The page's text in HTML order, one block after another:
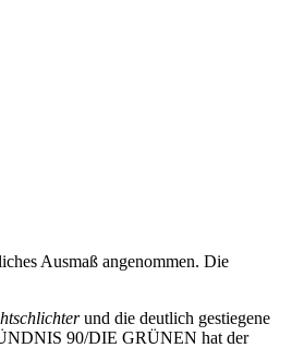
Ausmaß angenommen. Die
und die deutlich gestiegene
90/DIE GRÜNEN hat der